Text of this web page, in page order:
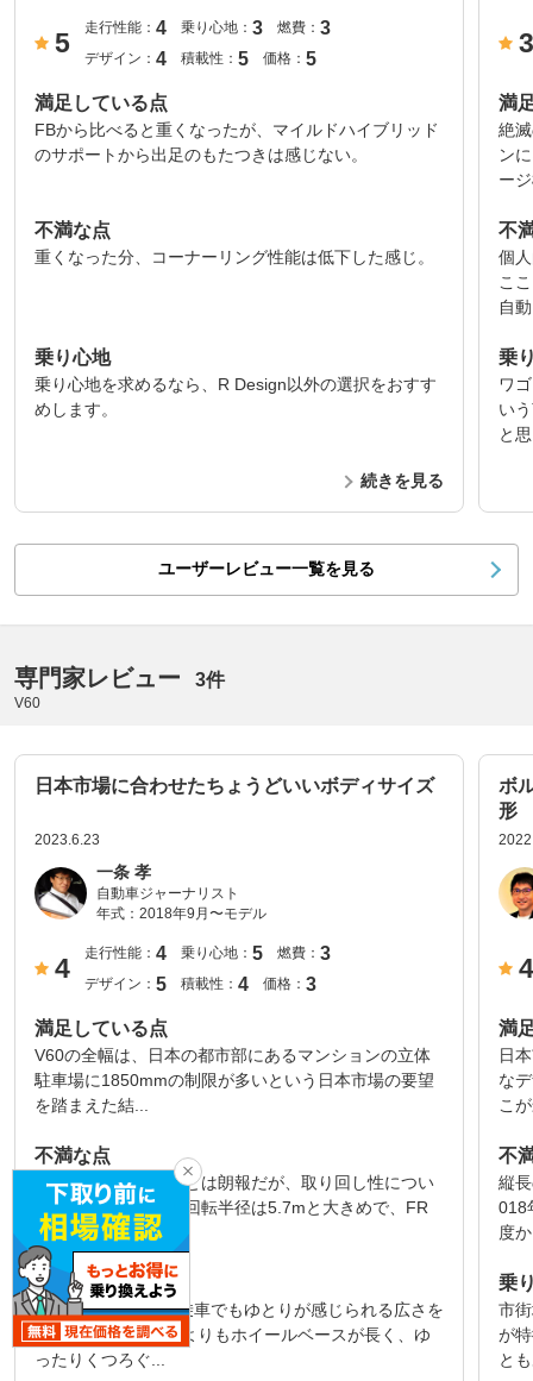
5
走行性能： 4 乗り心地： 3 燃費： 3
デザイン： 4 積載性： 5 価格： 5
満足している点
FBから比べると重くなったが、マイルドハイブリッド
のサポートから出足のもたつきは感じない。
不満な点
重くなった分、コーナーリング性能は低下した感じ。
乗り心地
乗り心地を求めるなら、R Design以外の選択をおすす
めします。
続きを見る
満
絶
ン
ー
不
個
こ
自
乗
ワ
い
と
ユーザーレビュー一覧を見る
専門家レビュー 3件
V60
日本市場に合わせたちょうどいいボディサイズ
2023.6.23
一条 孝
自動車ジャーナリスト
年式： 2018年9月〜モデル
4
走行性能： 4 乗り心地： 5 燃費： 3
デザイン： 5 積載性： 4 価格： 3
満足している点
V60の全幅は、日本の都市部にあるマンションの立体
駐車場に1850mmの制限が多いという日本市場の要望
を踏まえた結...
不満な点
全幅が抑えられたことは朗報だが、取り回し性につい
てはもう一息。最小回転半径は5.7mと大きめで、FR
レイアウトのド...
乗り心地
室内空間は大人4人乗車でもゆとりが感じられる広さを
確保。先代（V60）よりもホイールベースが長く、ゆ
ったりくつろぐ...
ボ
形
満
日
な
こ
不
縦
018
度
乗
市
が
と